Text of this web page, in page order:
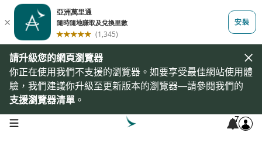
請升級您的網頁瀏覽器
你正在使用我們不支援的瀏覽器。如要享受最佳網站使用體
驗，我們建議你升級至更新版本的瀏覽器—請參閱我們的
支援瀏覽器清單 。
open navigation menu 7